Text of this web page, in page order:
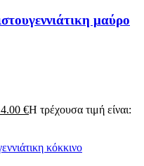
μαύρο
€Η τρέχουσα τιμή είναι: